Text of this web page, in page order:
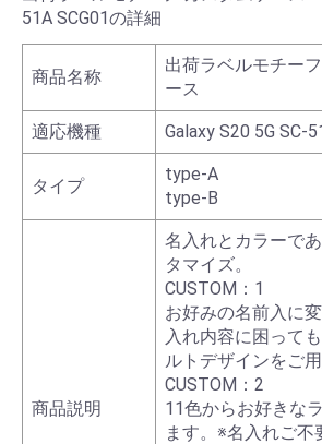
51A SCG01の詳細
商品名称
出荷ラベルモチー
ース
適応機種 Galaxy S20 5G SC-
タイプ
type-A
type-B
商品説明
名入れとカラーで
タマイズ。
CUSTOM：1
お好みの名前入に
入れ内容に困って
ルトデザインをご
CUSTOM：2
11色からお好きな
ます。※名入れご